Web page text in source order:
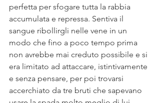
perfetta per sfogare tutta la rabbia
accumulata e repressa. Sentiva il
sangue ribollirgli nelle vene in un
modo che fino a poco tempo prima
non avrebbe mai creduto possibile e si
era limitato ad attaccare, istintivamente
e senza pensare, per poi trovarsi
accerchiato da tre bruti che sapevano